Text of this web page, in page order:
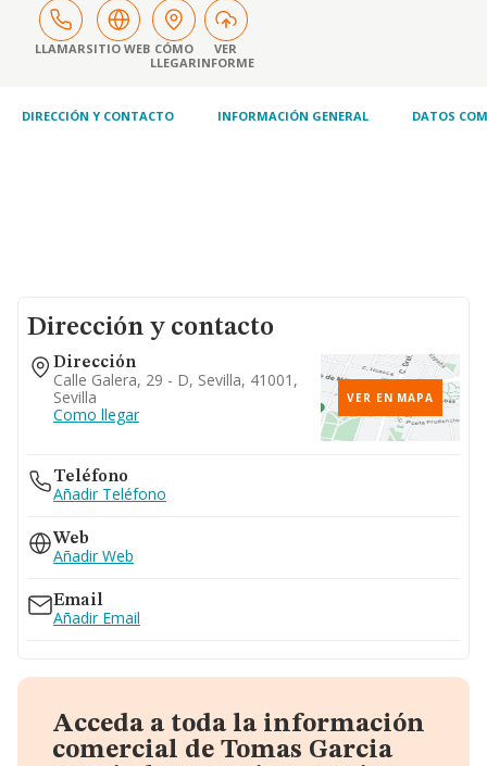
LLAMARSITIO WEB CÓMO
LLEGAR
VER
INFORME
DIRECCIÓN Y CONTACTO INFORMACIÓN GENERAL DATOS
Dirección y contacto
Dirección
Calle Galera, 29 - D, Sevilla, 41001,
Sevilla
Como llegar
VER EN MAPA
Teléfono
Añadir Teléfono
Web
Añadir Web
Email
Añadir Email
Acceda a toda la información
comercial de Tomas Garcia